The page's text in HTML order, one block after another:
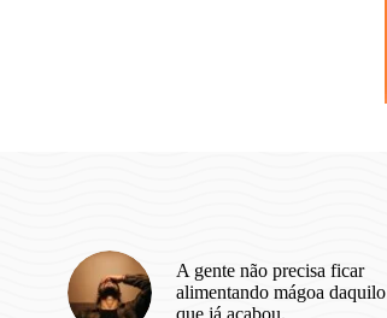
A gente não precisa ficar
alimentando mágoa daquilo
que já acabou.